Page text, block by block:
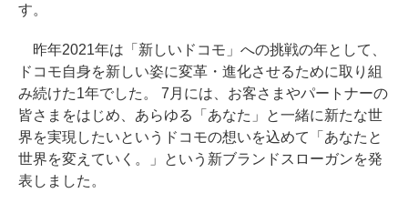
す。
昨年2021年は「新しいドコモ」への挑戦の年として、
ドコモ自身を新しい姿に変革・進化させるために取り組
み続けた1年でした。 7月には、お客さまやパートナーの
皆さまをはじめ、あらゆる「あなた」と一緒に新たな世
界を実現したいというドコモの想いを込めて「あなたと
世界を変えていく。」という新ブランドスローガンを発
表しました。